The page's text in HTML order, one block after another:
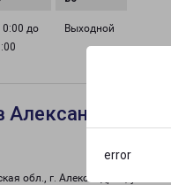
error
до
Выходной
обл., г. Александров, ул.